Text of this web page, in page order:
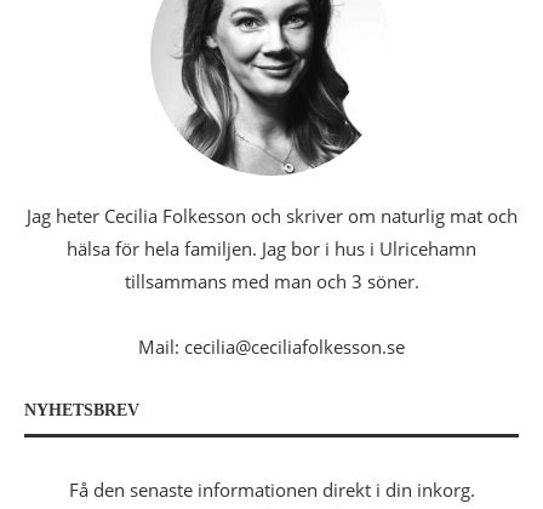
Jag heter Cecilia Folkesson och skriver om naturlig mat och
hälsa för hela familjen. Jag bor i hus i Ulricehamn
tillsammans med man och 3 söner.
Mail: cecilia@ceciliafolkesson.se
NYHETSBREV
Få den senaste informationen direkt i din inkorg.